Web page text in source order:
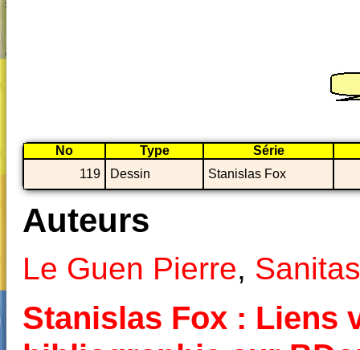
No Type
Série
119
Dessin Stanislas Fox
Auteurs
Le Guen Pierre,
Stanislas Fox : Liens